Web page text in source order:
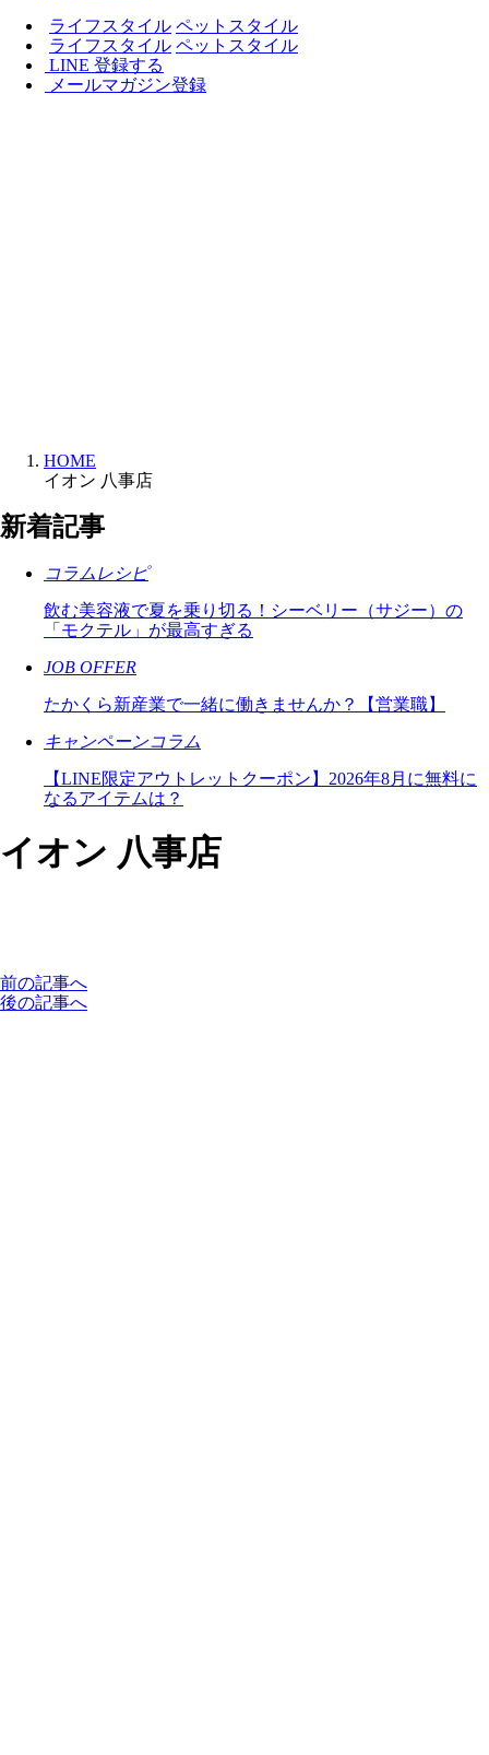
ライフスタイル ペットスタイル
ライフスタイル ペットスタイル
LINE 登録する
メールマガジン登録
HOME
イオン 八事店
新着記事
コラムレシピ
飲む美容液で夏を乗り切る！シーベリー（サジー）の
「モクテル」が最高すぎる
JOB OFFER
たかくら新産業で一緒に働きませんか？【営業職】
キャンペーンコラム
【LINE限定アウトレットクーポン】2026年8月に無料に
なるアイテムは？
イオン 八事店
前の記事へ
後の記事へ